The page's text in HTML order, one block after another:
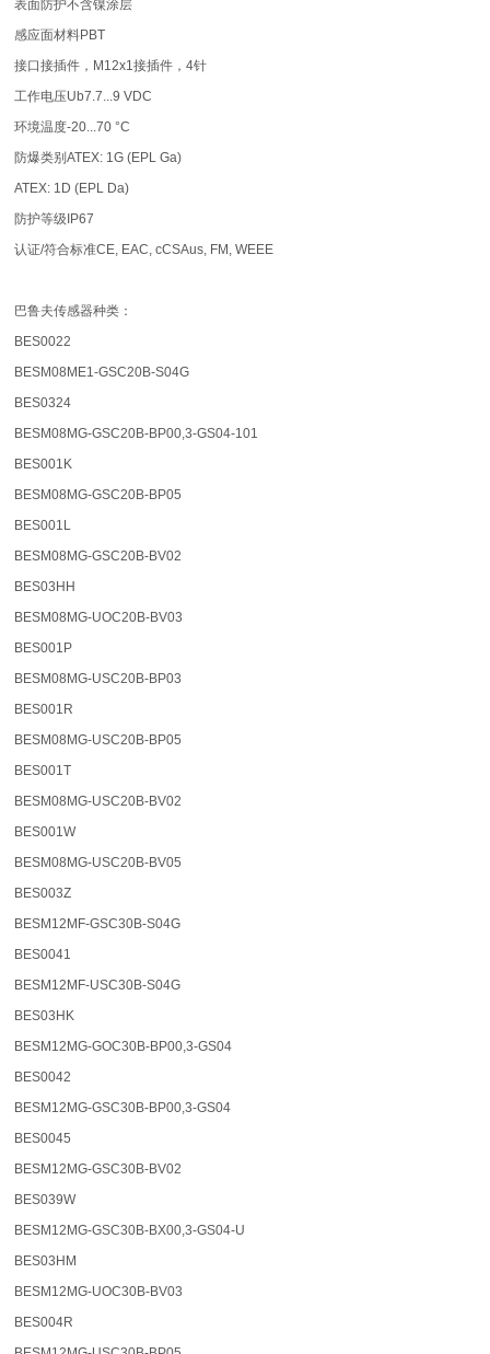
表面防护不含镍涂层
感应面材料PBT
接口接插件，M12x1接插件，4针
工作电压Ub7.7...9 VDC
环境温度-20...70 °C
防爆类别ATEX: 1G (EPL Ga)
ATEX: 1D (EPL Da)
防护等级IP67
认证/符合标准CE, EAC, cCSAus, FM, WEEE
巴鲁夫传感器种类：
BES0022
BESM08ME1-GSC20B-S04G
BES0324
BESM08MG-GSC20B-BP00,3-GS04-101
BES001K
BESM08MG-GSC20B-BP05
BES001L
BESM08MG-GSC20B-BV02
BES03HH
BESM08MG-UOC20B-BV03
BES001P
BESM08MG-USC20B-BP03
BES001R
BESM08MG-USC20B-BP05
BES001T
BESM08MG-USC20B-BV02
BES001W
BESM08MG-USC20B-BV05
BES003Z
BESM12MF-GSC30B-S04G
BES0041
BESM12MF-USC30B-S04G
BES03HK
BESM12MG-GOC30B-BP00,3-GS04
BES0042
BESM12MG-GSC30B-BP00,3-GS04
BES0045
BESM12MG-GSC30B-BV02
BES039W
BESM12MG-GSC30B-BX00,3-GS04-U
BES03HM
BESM12MG-UOC30B-BV03
BES004R